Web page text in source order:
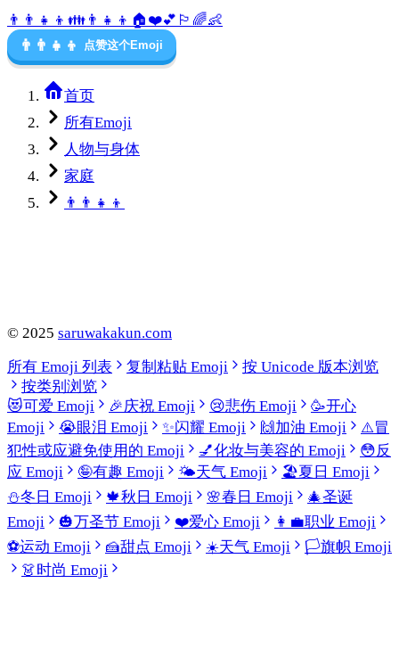
👨‍👨‍👧‍👦 👪 👨 👧 👦 🏠 ❤️💕 🏳️‍🌈👶
👨‍👨‍👧‍👦 点赞这个Emoji
首页
所有Emoji
人物与身体
家庭
👨‍👨‍👧‍👦
© 2025 saruwakakun.com
所有 Emoji 列表
复制粘贴 Emoji
按 Unicode 版本浏览
按类别浏览
😻可爱 Emoji 🎉庆祝 Emoji 😢悲伤 Emoji 🥳开心
Emoji
😭眼泪 Emoji ✨闪耀 Emoji 🙌加油 Emoji ⚠️冒
犯性或应避免使用的 Emoji
💅化妆与美容的 Emoji 😳反
应 Emoji
🤪有趣 Emoji 🌤️天气 Emoji 🏖️夏日 Emoji
⛄冬日 Emoji 🍁秋日 Emoji 🌸春日 Emoji 🎄圣诞
Emoji
🎃万圣节 Emoji ❤️爱心 Emoji 👩‍💼职业 Emoji
⚽运动 Emoji 🍰甜点 Emoji ☀️天气 Emoji 🏳️旗帜 Emoji
👗时尚 Emoji